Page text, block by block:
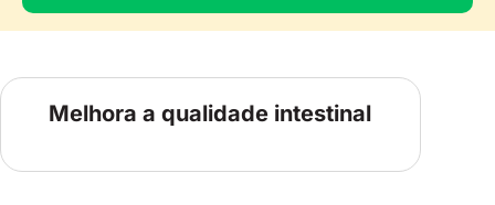
Melhora a qualidade intestinal